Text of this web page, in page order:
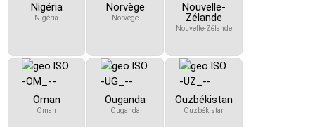
Nigéria
Nigéria
Norvège
Norvège
Nouvelle-
Zélande
Nouvelle-Zélande
Oman
Oman
Ouganda
Ouganda
Ouzbékistan
Ouzbékistan